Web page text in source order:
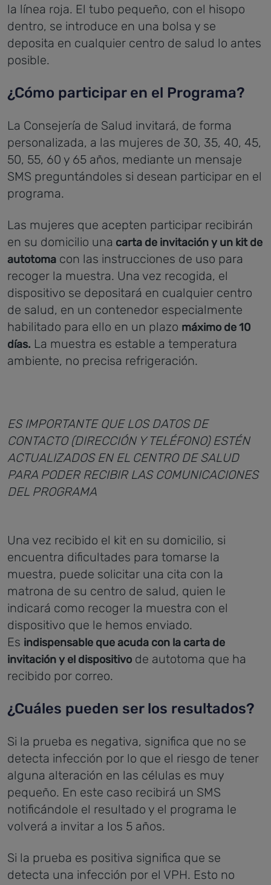
la línea roja. El tubo pequeño, con el hisopo
dentro, se introduce en una bolsa y se
deposita en cualquier centro de salud lo antes
posible.
¿Cómo participar en el Programa?
La Consejería de Salud invitará, de forma
personalizada, a las mujeres de 30, 35, 40, 45,
50, 55, 60 y 65 años, mediante un mensaje
SMS preguntándoles si desean participar en el
programa.
Las mujeres que acepten participar recibirán
en su domicilio una carta de invitación y un kit de
autotoma con las instrucciones de uso para
recoger la muestra. Una vez recogida, el
dispositivo se depositará en cualquier centro
de salud, en un contenedor especialmente
habilitado para ello en un plazo máximo de 10
días. La muestra es estable a temperatura
ambiente, no precisa refrigeración.
ES IMPORTANTE QUE LOS DATOS DE
CONTACTO (DIRECCIÓN Y TELÉFONO) ESTÉN
ACTUALIZADOS EN EL CENTRO DE SALUD
PARA PODER RECIBIR LAS COMUNICACIONES
DEL PROGRAMA
Una vez recibido el kit en su domicilio, si
encuentra dificultades para tomarse la
muestra, puede solicitar una cita con la
matrona de su centro de salud, quien le
indicará como recoger la muestra con el
dispositivo que le hemos enviado.
Es indispensable que acuda con la carta de
invitación y el dispositivo de autotoma que ha
recibido por correo.
¿Cuáles pueden ser los resultados?
Si la prueba es negativa, significa que no se
detecta infección por lo que el riesgo de tener
alguna alteración en las células es muy
pequeño. En este caso recibirá un SMS
notificándole el resultado y el programa le
volverá a invitar a los 5 años.
Si la prueba es positiva significa que se
detecta una infección por el VPH. Esto no